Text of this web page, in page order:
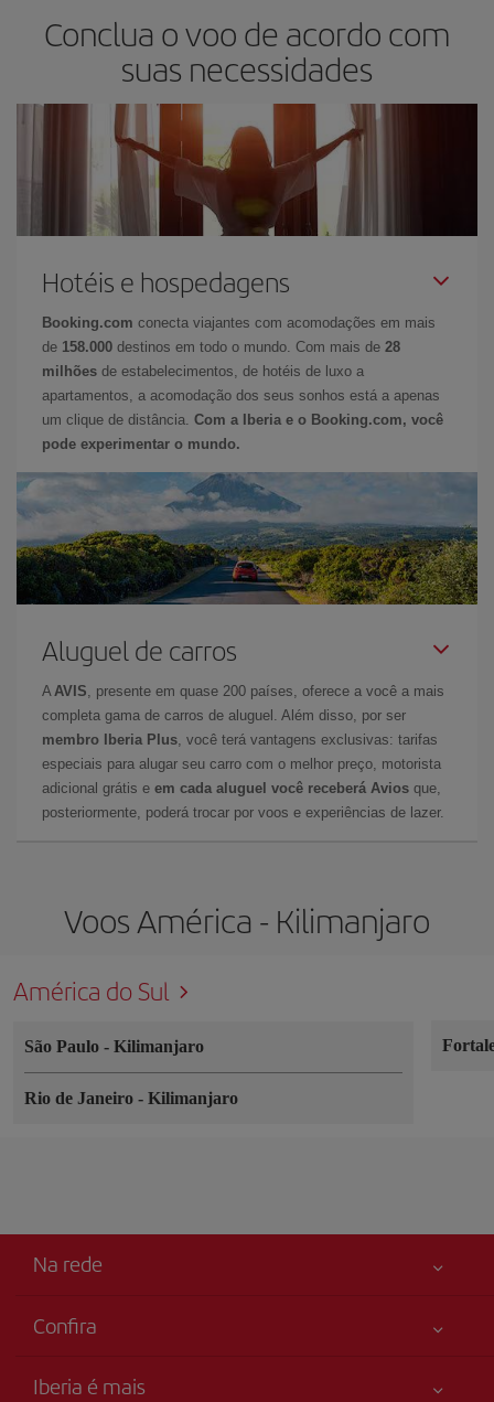
Conclua o voo de acordo com
suas necessidades
Hotéis e hospedagens
Booking.com conecta viajantes com acomodações em mais
de 158.000 destinos em todo o mundo. Com mais de 28
milhões de estabelecimentos, de hotéis de luxo a
apartamentos, a acomodação dos seus sonhos está a apenas
um clique de distância. Com a Iberia e o Booking.com, você
pode experimentar o mundo.
Aluguel de carros
A AVIS , presente em quase 200 países, oferece a você a mais
completa gama de carros de aluguel. Além disso, por ser
membro Iberia Plus , você terá vantagens exclusivas: tarifas
especiais para alugar seu carro com o melhor preço, motorista
adicional grátis e em cada aluguel você receberá Avios que,
posteriormente, poderá trocar por voos e experiências de lazer.
Voos América - Kilimanjaro
América do Sul
São Paulo - Kilimanjaro
Rio de Janeiro - Kilimanjaro
Na rede
Confira
Iberia é mais